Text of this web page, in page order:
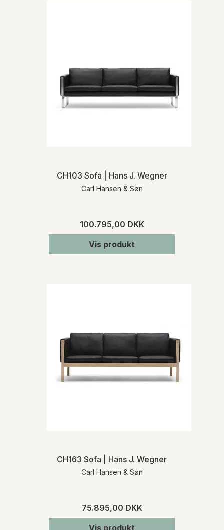
CH103 Sofa | Hans J. Wegner
Carl Hansen & Søn
100.795,00 DKK
Vis produkt
CH163 Sofa | Hans J. Wegner
Carl Hansen & Søn
75.895,00 DKK
Vis produkt